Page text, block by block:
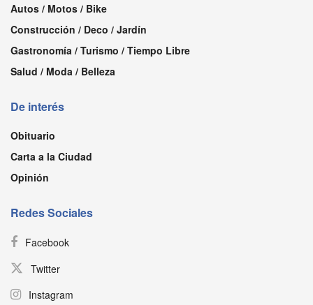
Autos / Motos / Bike
Construcción / Deco / Jardín
Gastronomía / Turismo / Tiempo Libre
Salud / Moda / Belleza
De interés
Obituario
Carta a la Ciudad
Opinión
Redes Sociales
Facebook
Twitter
Instagram